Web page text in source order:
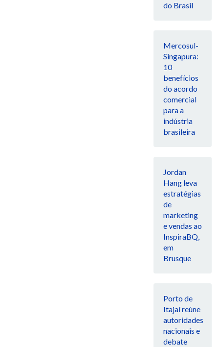
do Brasil
Mercosul-
Singapura:
10
benefícios
do acordo
comercial
para a
indústria
brasileira
Jordan
Hang leva
estratégias
de
marketing
e vendas ao
InspiraBQ,
em
Brusque
Porto de
Itajaí reúne
autoridades
nacionais e
debate